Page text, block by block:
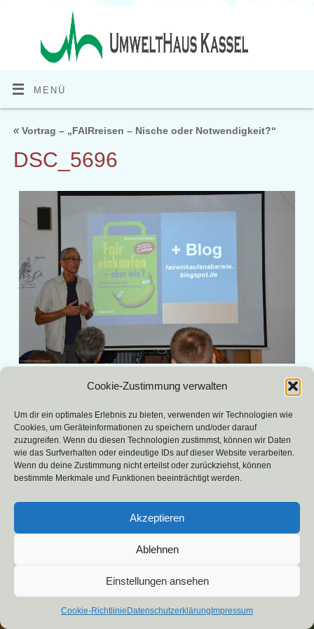
Cookie-Zustimmung verwalten
Um dir ein optimales Erlebnis zu bieten, verwenden wir Technologien wie
Cookies, um Geräteinformationen zu speichern und/oder darauf
zuzugreifen. Wenn du diesen Technologien zustimmst, können wir Daten
wie das Surfverhalten oder eindeutige IDs auf dieser Website verarbeiten.
Wenn du deine Zustimmung nicht erteilst oder zurückziehst, können
bestimmte Merkmale und Funktionen beeinträchtigt werden.
Akzeptieren
Ablehnen
Einstellungen ansehen
Cookie-Richtlinie Datenschutzerklärung Impressum
MENÜ
«Vortrag – „FAIRreisen – Nische oder Notwendigkeit?“
DSC_5696
»
UmweltHaus Kassel e.V.| Präsentiert von